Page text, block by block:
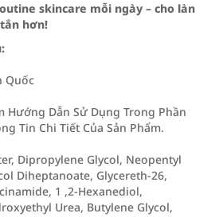
skincare mỗi ngày – cho làn
hơn!
Quốc
Hướng Dẫn Sử Dụng Trong Phần
Tin Chi Tiết Của Sản Phẩm.
Dipropylene Glycol, Neopentyl
Diheptanoate, Glycereth-26,
1 ,2-Hexanediol,
Urea, Butylene Glycol,